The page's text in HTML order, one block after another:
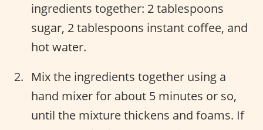
ingredients together: 2 tablespoons
sugar, 2 tablespoons instant coffee, and
hot water.
Mix the ingredients together using a
hand mixer for about 5 minutes or so,
until the mixture thickens and foams. If